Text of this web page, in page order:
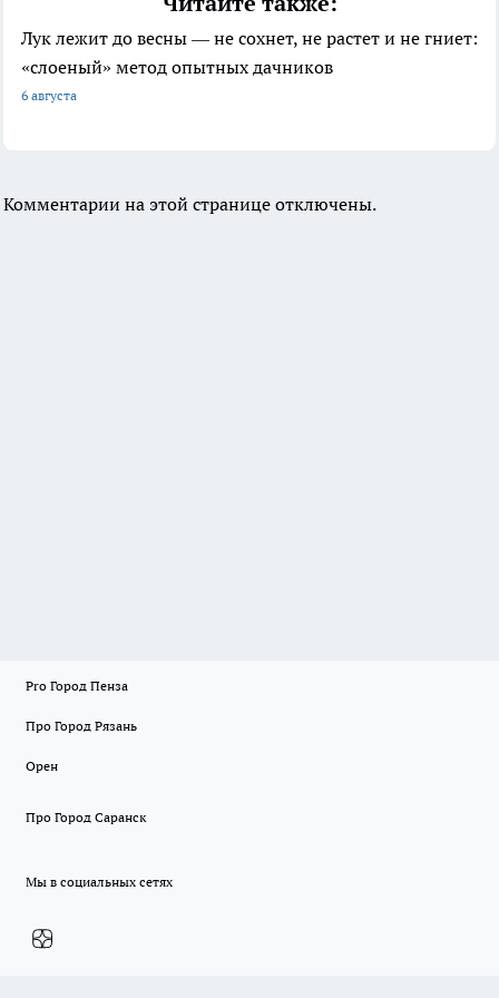
Лук лежит до весны — не сохнет, не растет и не гниет:
«слоеный» метод опытных дачников
6 августа
Комментарии на этой странице отключены.
Pro Город Пенза
Про Город Рязань
Орен
Про Город Саранск
Мы в социальных сетях